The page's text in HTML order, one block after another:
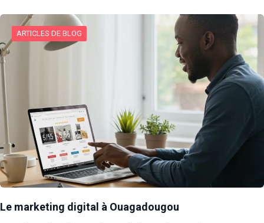
ARTICLES DE BLOG
Le marketing digital à Ouagadougou